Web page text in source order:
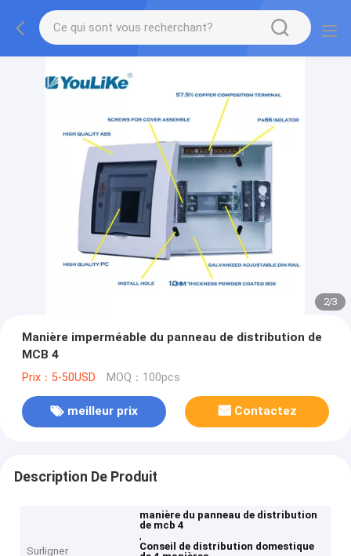
2/3
Manière imperméable du panneau de distribution de
MCB 4
Prix：5-50USD MOQ：100pcs
meilleur prix Contactez
Description De Produit
Surligner
manière du panneau de distribution
de mcb 4
,
Conseil de distribution domestique